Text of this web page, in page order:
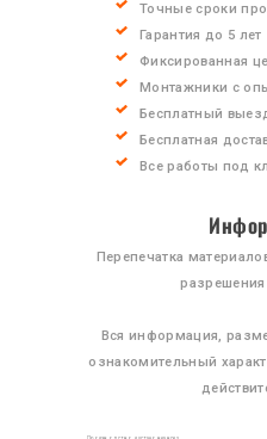
Точные сроки
Гарантия до 5 лет
Фиксированная
Монтажники с
Бесплатный
Бесплатная
Все работы под
Перепечатка
Вся информация,
ознакомительный